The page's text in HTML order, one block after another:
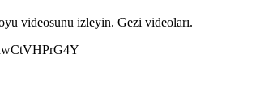
videosunu izleyin. Gezi videoları.